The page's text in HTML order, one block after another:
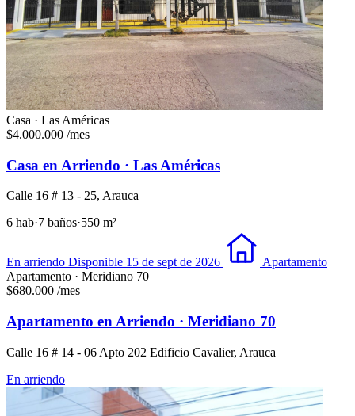
Casa · Las Américas
$4.000.000 /mes
Casa en Arriendo · Las Américas
Calle 16 # 13 - 25, Arauca
6 hab·7 baños·550 m²
En arriendo Disponible 15 de sept de 2026
Apartamento
Apartamento · Meridiano 70
$680.000 /mes
Apartamento en Arriendo · Meridiano 70
Calle 16 # 14 - 06 Apto 202 Edificio Cavalier, Arauca
En arriendo